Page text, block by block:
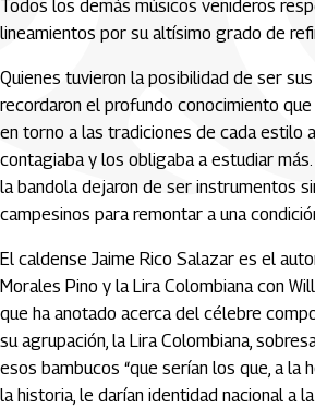
Todos los demás músicos venideros
lineamientos por su altísimo grado de
Quienes tuvieron la posibilidad de ser
recordaron el profundo conocimiento
en torno a las tradiciones de cada estilo
contagiaba y los obligaba a estudiar
la bandola dejaron de ser instrumentos
campesinos para remontar a una
El caldense Jaime Rico Salazar es el
Morales Pino y la Lira Colombiana con
que ha anotado acerca del célebre
su agrupación, la Lira Colombiana,
esos bambucos “que serían los que, a la
la historia, le darían identidad nacional a